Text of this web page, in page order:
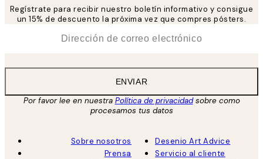
Regístrate para recibir nuestro boletín informativo y consigue
un 15% de descuento la próxima vez que compres pósters.
ENVIAR
Por favor lee en nuestra Política de privacidadsobre como
procesamos tus datos
Sobre nosotros
Prensa
Desenio Art Advice
Servicio al cliente